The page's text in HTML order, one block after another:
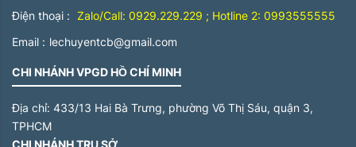
Điện thoại : Zalo/Call: 0929.229.229 ; Hotline 2: 0993555555
Email : lechuyentcb@gmail.com
CHI NHÁNH VPGD HỒ CHÍ MINH
Địa chỉ: 433/13 Hai Bà Trưng, phường Võ Thị Sáu, quận 3,
TPHCM
CHI NHÁNH TRỤ SỞ